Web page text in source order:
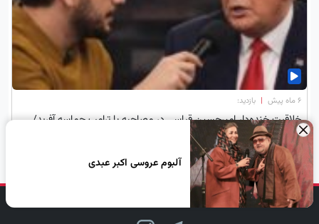
۶ ماه پیش | بازدید:
خلاقیت خنده‌دار امیرحسین قیاسی در مصاحبه با ترامپ حماسه آفرید/
فقط ببین چجوری اداشو درمیاره😂/ لامصب ته خندست×
آلبوم عروسی اکبر عبدی